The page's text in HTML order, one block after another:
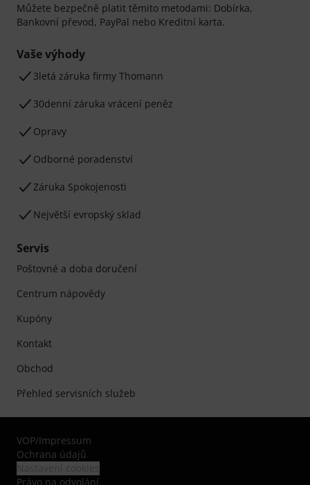
Můžete bezpečně platit těmito metodami: Dobírka,
Bankovní převod, PayPal nebo Kreditní karta.
Vaše výhody
3letá záruka firmy Thomann
30denní záruka vrácení peněz
Opravy
Odborné poradenství
Záruka Spokojenosti
Největší evropský sklad
Servis
Poštovné a doba doručení
Centrum nápovědy
Kupóny
Kontakt
Obchod
Přehled servisních služeb
VOP/Impressum
Ochrana údajů
Právo na odvolání